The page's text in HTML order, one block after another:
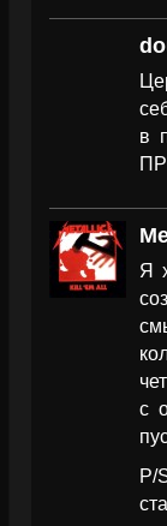
в
Я
с
P/